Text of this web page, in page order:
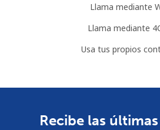
Llama mediante
Llama mediante
Usa tus propios
Recibe las